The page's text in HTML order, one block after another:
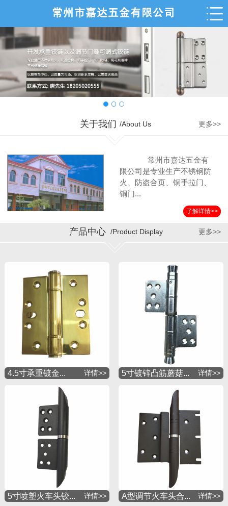
关于我们 /About Us 更多>>
常州市嘉达五金有
限公司是专业生产不锈钢防
火、防盗合页、铜手拉门、
铜门...
了解详情>>
产品中心 /Product Display 更多>>
4.5寸承重镀金... 详情>> 5寸镀锌凸筋蘑菇... 详情>>
5寸喷塑火车头铰... 详情>> A型调节火车头合... 详情>>